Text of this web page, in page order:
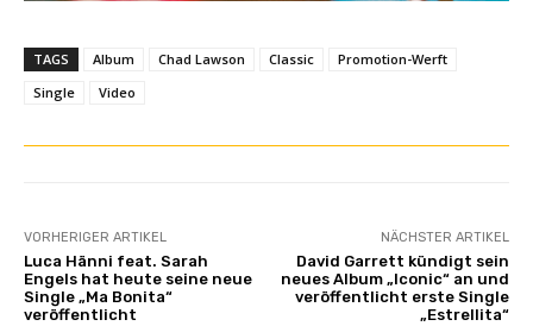
TAGS Album Chad Lawson Classic
Promotion-Werft
Single
Video
VORHERIGER ARTIKEL
Luca Hänni feat. Sarah
Engels hat heute seine neue
Single „Ma Bonita“
veröffentlicht
NÄCHSTER ARTIKEL
David Garrett kündigt sein
neues Album „Iconic“ an und
veröffentlicht erste Single
„Estrellita“